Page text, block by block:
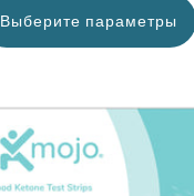
Выберите параметры